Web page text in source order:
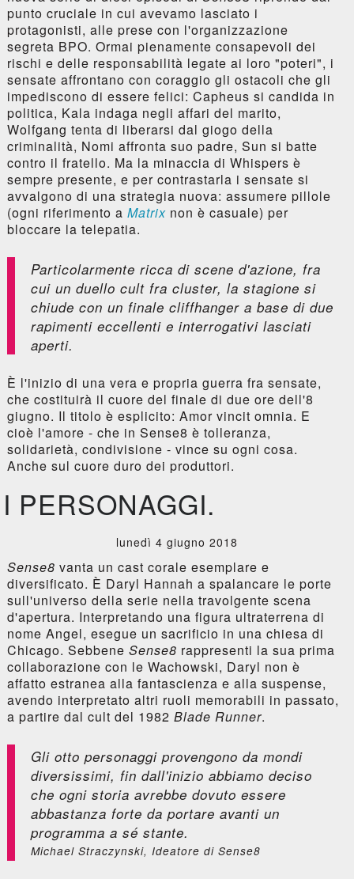
punto cruciale in cui avevamo lasciato i
protagonisti, alle prese con l'organizzazione
segreta BPO. Ormai pienamente consapevoli dei
rischi e delle responsabilità legate ai loro "poteri", i
sensate affrontano con coraggio gli ostacoli che gli
impediscono di essere felici: Capheus si candida in
politica, Kala indaga negli affari del marito,
Wolfgang tenta di liberarsi dal giogo della
criminalità, Nomi affronta suo padre, Sun si batte
contro il fratello. Ma la minaccia di Whispers è
sempre presente, e per contrastarla i sensate si
avvalgono di una strategia nuova: assumere pillole
(ogni riferimento a Matrixnon è casuale) per
bloccare la telepatia.
Particolarmente ricca di scene d'azione, fra
cui un duello cult fra cluster, la stagione si
chiude con un finale cliffhanger a base di due
rapimenti eccellenti e interrogativi lasciati
aperti.
È l'inizio di una vera e propria guerra fra sensate,
che costituirà il cuore del finale di due ore dell'8
giugno. Il titolo è esplicito: Amor vincit omnia. E
cioè l'amore - che in Sense8 è tolleranza,
solidarietà, condivisione - vince su ogni cosa.
Anche sul cuore duro dei produttori.
I PERSONAGGI.
lunedì 4 giugno 2018
Sense8 vanta un cast corale esemplare e
diversificato. È Daryl Hannah a spalancare le porte
sull'universo della serie nella travolgente scena
d'apertura. Interpretando una figura ultraterrena di
nome Angel, esegue un sacrificio in una chiesa di
Chicago. Sebbene Sense8 rappresenti la sua prima
collaborazione con le Wachowski, Daryl non è
affatto estranea alla fantascienza e alla suspense,
avendo interpretato altri ruoli memorabili in passato,
a partire dal cult del 1982 Blade Runner.
Gli otto personaggi provengono da mondi
diversissimi, fin dall'inizio abbiamo deciso
che ogni storia avrebbe dovuto essere
abbastanza forte da portare avanti un
programma a sé stante.
Michael Straczynski, Ideatore di Sense8